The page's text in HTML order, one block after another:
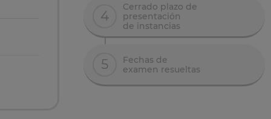
4
Cerrado plazo de
presentación
de instancias
5
Fechas de
examen resueltas